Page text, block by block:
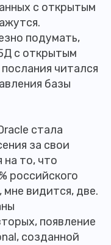
с открытым
подумать,
с открытым
читался
базы
стала
за свои
на то, что
российского
видится, две.
появление
созданной